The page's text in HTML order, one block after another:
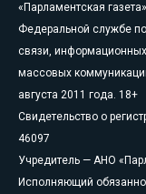
«Парламентская
Федеральной службе
связи, информационных
массовых
августа 2011 года. 18+
Свидетельство о
46097
Учредитель — АНО
Исполняющий